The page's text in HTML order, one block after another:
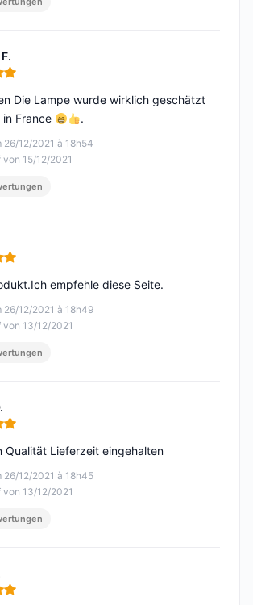
5 von 5
12/2021 à 18h54
15/12/2021
Die Lampe wurde wirklich geschätzt
France
.
5 von 5
26/12/2021 à 18h49
13/12/2021
empfehle diese Seite.
5 von 5
26/12/2021 à 18h45
13/12/2021
Qualität Lieferzeit eingehalten
5 von 5